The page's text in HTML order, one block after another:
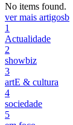
No items found.
ver mais artigosb
1
Actualidade
2
showbiz
3
artE & cultura
4
sociedade
5